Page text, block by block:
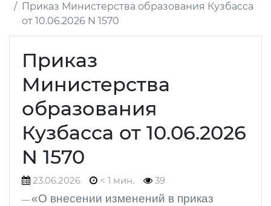
Приказ Министерства образования Кузбасса
от 10.06.2026 N 1570
Приказ
Министерства
образования
Кузбасса от 10.06.2026
N 1570
23.06.2026 < 1 мин. 39
«О внесении изменений в приказ